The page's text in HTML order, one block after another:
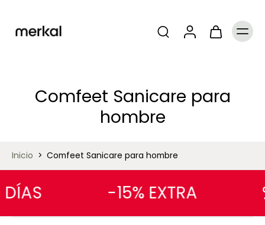
Comfeet Sanicare para
hombre
Inicio > Comfeet Sanicare para hombre
-15% EXTRA